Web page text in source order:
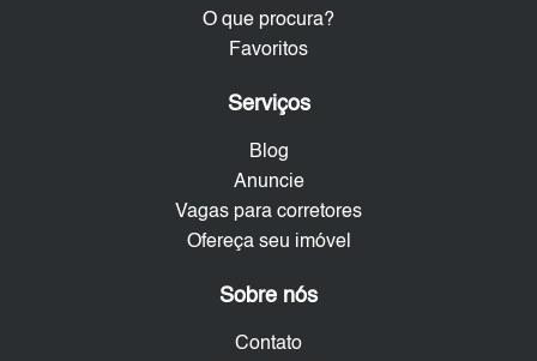
O que procura?
Favoritos
Serviços
Blog
Anuncie
Vagas para corretores
Ofereça seu imóvel
Sobre nós
Contato